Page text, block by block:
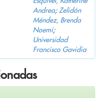
Andrea; Zelidón
Méndez, Brenda
Noemí;
Universidad
Francisco Gavidia